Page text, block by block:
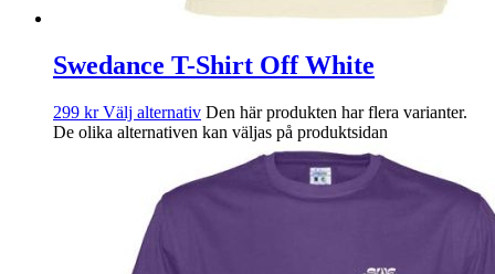
Swedance T-Shirt Off White
299 kr Välj alternativ Den här produkten har flera varianter.
De olika alternativen kan väljas på produktsidan